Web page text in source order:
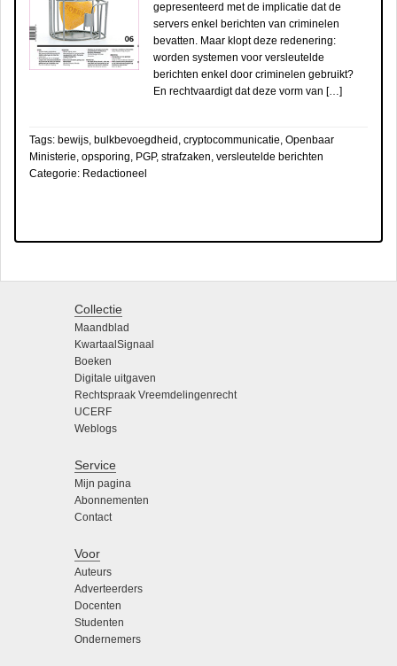
gepresenteerd met de implicatie dat de
servers enkel berichten van criminelen
bevatten. Maar klopt deze redenering:
worden systemen voor versleutelde
berichten enkel door criminelen gebruikt?
En rechtvaardigt dat deze vorm van […]
Tags: bewijs, bulkbevoegdheid , cryptocommunicatie, Openbaar
Ministerie, opsporing, PGP, strafzaken, versleutelde berichten
Categorie: Redactioneel
Collectie
Maandblad
KwartaalSignaal
Boeken
Digitale uitgaven
Rechtspraak Vreemdelingenrecht
UCERF
Weblogs
Service
Mijn pagina
Abonnementen
Contact
Voor
Auteurs
Adverteerders
Docenten
Studenten
Ondernemers